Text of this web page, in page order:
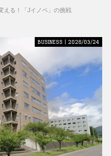
業大学 DXフィールド
える！「Jイノベ」の挑戦
BUSINESS | 2026/03/24